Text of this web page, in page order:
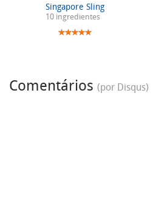
Singapore Sling
10 ingredientes
Comentários (por Disqus)